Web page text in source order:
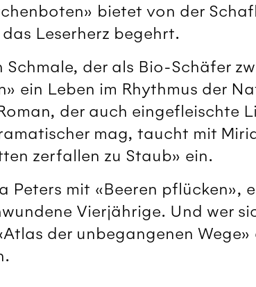
bietet von der
Leserherz begehrt.
der als Bio-Schäfer
ein Leben im Rhythmus der
der auch eingefleischte
mag, taucht mit
zerfallen zu Staub» ein.
Peters mit «Beeren pflücken»,
Vierjährige. Und wer
der unbegangenen